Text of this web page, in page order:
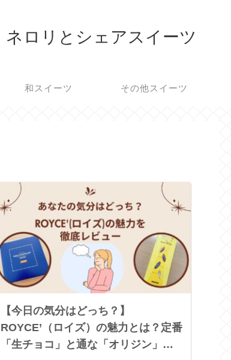
ネロリとシェアスイーツ
和スイーツ その他スイーツ
【今日の気分はどっち？】
ROYCE’（ロイズ）の魅力とは？定番
「生チョコ」と通な「オリジン」を